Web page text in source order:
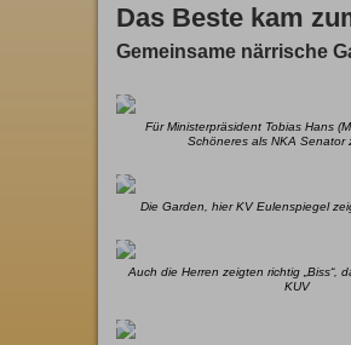
Das Beste kam
Gemeinsame närrische
Für Ministerpräsident Tobias Hans
Schöneres als NKA Senator
Die Garden, hier KV Eulenspiegel
Auch die Herren zeigten richtig „Biss“,
KUV